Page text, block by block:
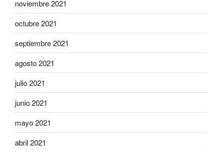
noviembre 2021
octubre 2021
septiembre 2021
agosto 2021
julio 2021
junio 2021
mayo 2021
abril 2021